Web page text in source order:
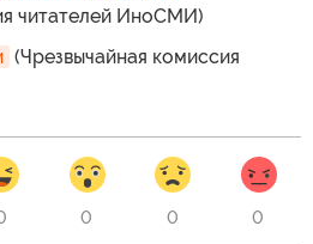
читателей ИноСМИ)
(Чрезвычайная комиссия
0 0 0